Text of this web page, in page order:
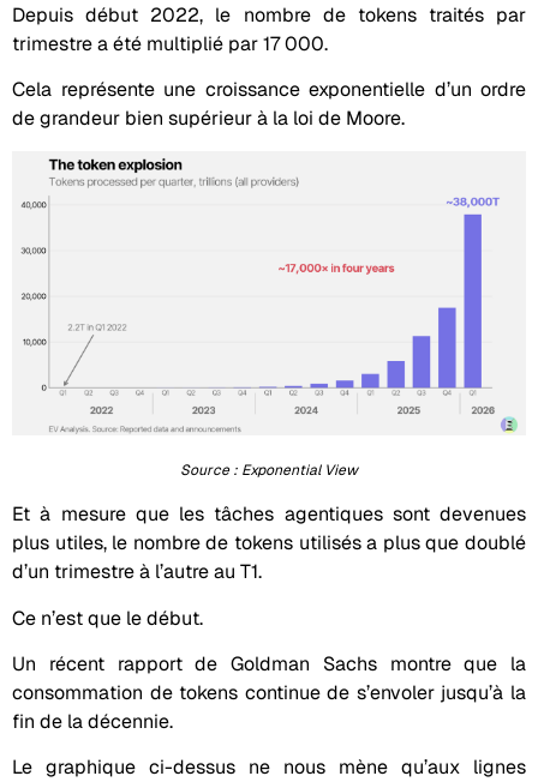
Depuis début 2022, le nombre de tokens traités par
trimestre a été multiplié par 17 000.
Cela représente une croissance exponentielle d’un ordre
de grandeur bien supérieur à la loi de Moore.
Source : Exponential View
Et à mesure que les tâches agentiques sont devenues
plus utiles, le nombre de tokens utilisés a plus que doublé
d’un trimestre à l’autre au T1.
Ce n’est que le début.
Un récent rapport de Goldman Sachs montre que la
consommation de tokens continue de s’envoler jusqu’à la
fin de la décennie.
Le graphique ci-dessus ne nous mène qu’aux lignes